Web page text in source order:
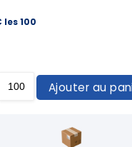
les 100
Ajouter au